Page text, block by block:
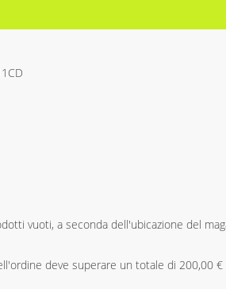
vuoti, a seconda dell'ubicazione del
deve superare un totale di 200,00